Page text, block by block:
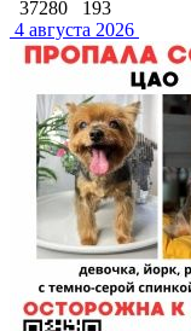
37280
193
4 августа 2026